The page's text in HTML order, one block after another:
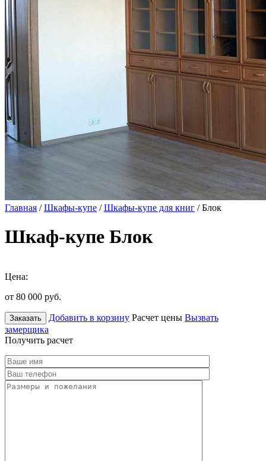
Главная /Шкафы-купе /Шкафы-купе для книг / Блок
Шкаф-купе Блок
Цена:
от 80 000 руб.
Заказать Добавить в корзину Расчет цены Вызвать
замерщика
Получить расчет